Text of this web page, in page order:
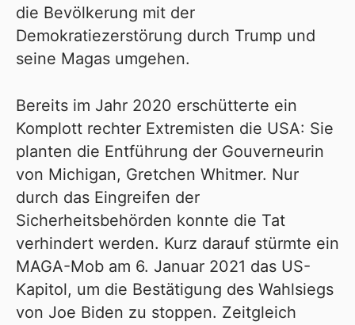
die Bevölkerung mit der
Demokratiezerstörung durch Trump und
seine Magas umgehen.
Bereits im Jahr 2020 erschütterte ein
Komplott rechter Extremisten die USA: Sie
planten die Entführung der Gouverneurin
von Michigan, Gretchen Whitmer. Nur
durch das Eingreifen der
Sicherheitsbehörden konnte die Tat
verhindert werden. Kurz darauf stürmte ein
MAGA-Mob am 6. Januar 2021 das US-
Kapitol, um die Bestätigung des Wahlsiegs
von Joe Biden zu stoppen. Zeitgleich